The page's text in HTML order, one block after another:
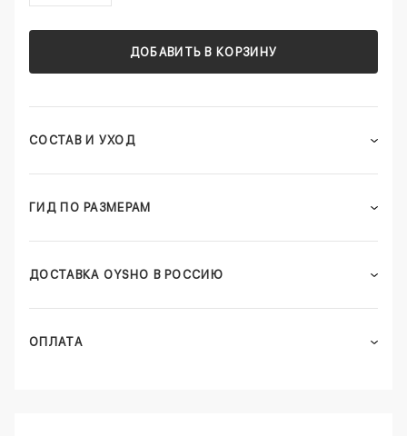
ДОБАВИТЬ В КОРЗИНУ
СОСТАВ И УХОД
ГИД ПО РАЗМЕРАМ
ДОСТАВКА OYSHO В РОССИЮ
ОПЛАТА